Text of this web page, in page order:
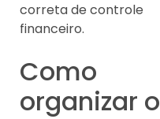
correta de controle
financeiro.
Como
organizar o